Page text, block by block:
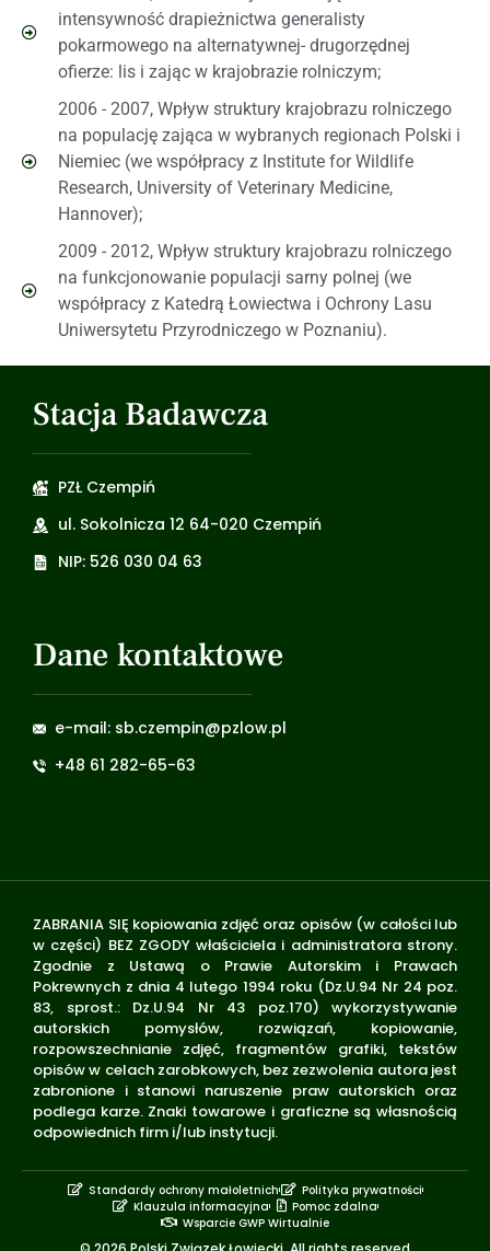
intensywność drapieżnictwa generalisty
pokarmowego na alternatywnej- drugorzędnej
ofierze: lis i zając w krajobrazie rolniczym;
2006 - 2007, Wpływ struktury krajobrazu rolniczego
na populację zająca w wybranych regionach Polski i
Niemiec (we współpracy z Institute for Wildlife
Research, University of Veterinary Medicine,
Hannover);
2009 - 2012, Wpływ struktury krajobrazu rolniczego
na funkcjonowanie populacji sarny polnej (we
współpracy z Katedrą Łowiectwa i Ochrony Lasu
Uniwersytetu Przyrodniczego w Poznaniu).
Stacja Badawcza
PZŁ Czempiń
ul. Sokolnicza 12 64-020 Czempiń
NIP: 526 030 04 63
Dane kontaktowe
e-mail: sb.czempin@pzlow.pl
+48 61 282-65-63
ZABRANIA SIĘ kopiowania zdjęć oraz opisów (w całości lub
w części) BEZ ZGODY właściciela i administratora strony.
Zgodnie z Ustawą o Prawie Autorskim i Prawach
Pokrewnych z dnia 4 lutego 1994 roku (Dz.U.94 Nr 24 poz.
83, sprost.: Dz.U.94 Nr 43 poz.170) wykorzystywanie
autorskich pomysłów, rozwiązań, kopiowanie,
rozpowszechnianie zdjęć, fragmentów grafiki, tekstów
opisów w celach zarobkowych, bez zezwolenia autora jest
zabronione i stanowi naruszenie praw autorskich oraz
podlega karze. Znaki towarowe i graficzne są własnością
odpowiednich firm i/lub instytucji.
Standardy ochrony małoletnich
Polityka prywatności
Klauzula informacyjna
Pomoc zdalna
Wsparcie GWP Wirtualnie